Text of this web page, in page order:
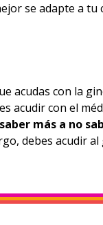
se adapte a tu
acudas con la
acudir con el
más a no
debes acudir